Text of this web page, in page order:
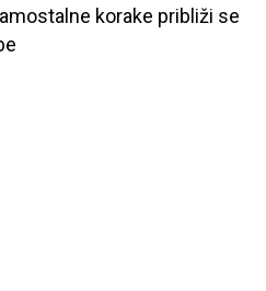
korake približi se